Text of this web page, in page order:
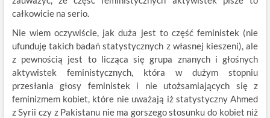
całkowicie na serio.
Nie wiem oczywiście, jak duża jest to część feministek (nie
ufunduję takich badań statystycznych z własnej kieszeni), ale
z pewnością jest to licząca się grupa znanych i głośnych
aktywistek feministycznych, która w dużym stopniu
przesłania głosy feministek i nie utożsamiających się z
feminizmem kobiet, które nie uważają iż statystyczny Ahmed
z Syrii czy z Pakistanu nie ma gorszego stosunku do kobiet niż